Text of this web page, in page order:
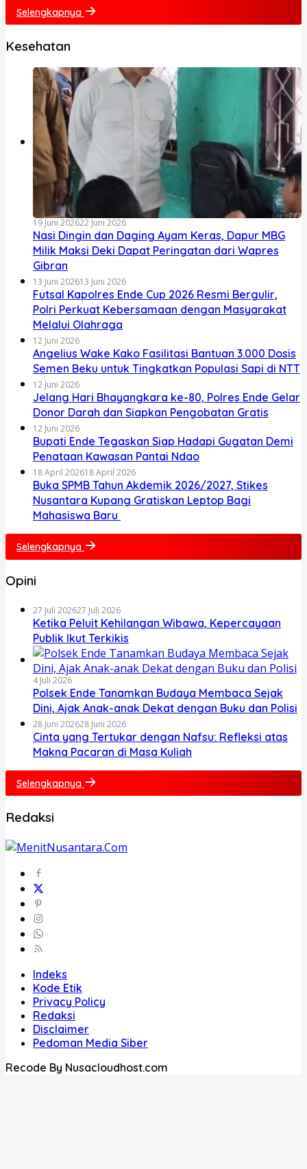
Selengkapnya
Kesehatan
19 Juni 202622 Juni 2026
Nasi Dingin dan Daging Ayam Keras, Dapur MBG
Milik Maksi Deki Dapat Peringatan dari Wapres
Gibran
13 Juni 202613 Juni 2026
Futsal Kapolres Ende Cup 2026 Resmi Bergulir,
Polri Perkuat Kebersamaan dengan Masyarakat
Melalui Olahraga
12 Juni 2026
Angelius Wake Kako Fasilitasi Bantuan 3.000 Dosis
Semen Beku untuk Tingkatkan Populasi Sapi di NTT
12 Juni 2026
Jelang Hari Bhayangkara ke-80, Polres Ende Gelar
Donor Darah dan Siapkan Pengobatan Gratis
12 Juni 2026
Bupati Ende Tegaskan Siap Hadapi Gugatan Demi
Penataan Kawasan Pantai Ndao
18 April 202618 April 2026
Buka SPMB Tahun Akdemik 2026/2027, Stikes
Nusantara Kupang Gratiskan Leptop Bagi
Mahasiswa Baru
Selengkapnya
Opini
27 Juli 202627 Juli 2026
Ketika Peluit Kehilangan Wibawa, Kepercayaan
Publik Ikut Terkikis
4 Juli 2026
Polsek Ende Tanamkan Budaya Membaca Sejak
Dini, Ajak Anak-anak Dekat dengan Buku dan Polisi
28 Juni 202628 Juni 2026
Cinta yang Tertukar dengan Nafsu: Refleksi atas
Makna Pacaran di Masa Kuliah
Selengkapnya
Redaksi
Indeks
Kode Etik
Privacy Policy
Redaksi
Disclaimer
Pedoman Media Siber
Recode By Nusacloudhost.com